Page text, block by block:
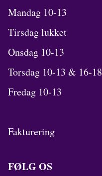
Mandag 10-13
Tirsdag lukket
Onsdag 10-13
Torsdag 10-13 & 16-18
Fredag 10-13
Fakturering
FØLG OS